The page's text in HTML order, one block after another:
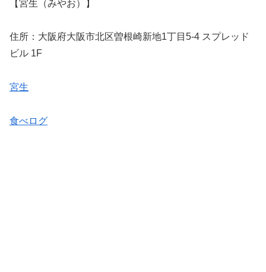
【宮生（みやお）】
住所：大阪府大阪市北区曽根崎新地1丁目5-4 スプレッド
ビル 1F
宮生
食べログ